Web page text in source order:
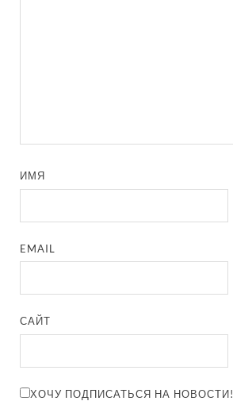
ИМЯ
EMAIL
САЙТ
ХОЧУ ПОДПИСАТЬСЯ НА НОВОСТИ!